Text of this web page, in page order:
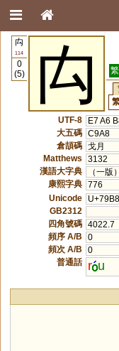
禸
114
0
(5)
禸 繁
UTF-8
E7 A6
大五碼 C9A8
倉頡碼 戈月
Matthews
3132
漢語大字典
（一
康熙字典 776
Unicode
U+79B8
GB2312
四角號碼 4022.7
頻序 A/B
0
頻次 A/B
0
普通話
r u